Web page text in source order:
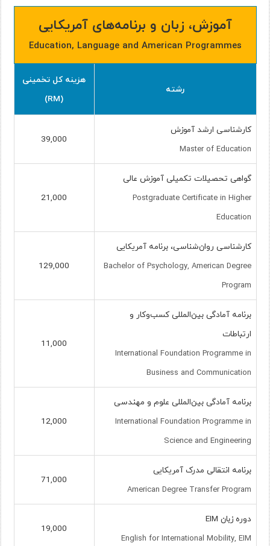
آموزش، زبان و برنامه‌های آمریکایی
Education, Language and American Programmes
رشته
هزینه کل تخمینی
(RM)
کارشناسی ارشد آموزش
Master of Education
39,000
گواهی تحصیلات تکمیلی آموزش عالی
Postgraduate Certificate in Higher
Education
21,000
کارشناسی روان‌شناسی، برنامه آمریکایی
Bachelor of Psychology, American Degree
Program
129,000
برنامه آمادگی بین‌المللی کسب‌وکار و
ارتباطات
International Foundation Programme in
Business and Communication
11,000
برنامه آمادگی بین‌المللی علوم و مهندسی
International Foundation Programme in
Science and Engineering
12,000
برنامه انتقالی مدرک آمریکایی
American Degree Transfer Program
71,000
دوره زبان EIM
English for International Mobility, EIM
19,000